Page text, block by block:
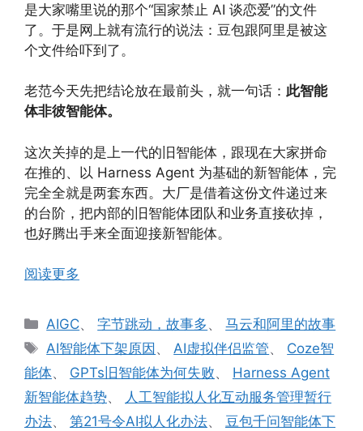
是大家嘴里说的那个“国家禁止 AI 谈恋爱”的文件
了。于是网上就有流行的说法：豆包跟阿里是被这
个文件给吓到了。
老范今天先把结论放在最前头，就一句话： 此智能
体非彼智能体。
这次关掉的是上一代的旧智能体，跟现在大家拼命
在推的、以 Harness Agent 为基础的新智能体，完
完全全就是两套东西。大厂是借着这份文件递过来
的台阶，把内部的旧智能体团队和业务直接砍掉，
也好腾出手来全面迎接新智能体。
阅读更多
分
类
AIGC、字节跳动，故事多 、马云和阿里的故事
标
签
AI智能体下架原因 、AI虚拟伴侣监管、 Coze智
能体、 GPTs旧智能体为何失败、 Harness Agent
新智能体趋势、
人工智能拟人化互动服务管理暂行
办法、 第21号令AI拟人化办法、 豆包千问智能体下